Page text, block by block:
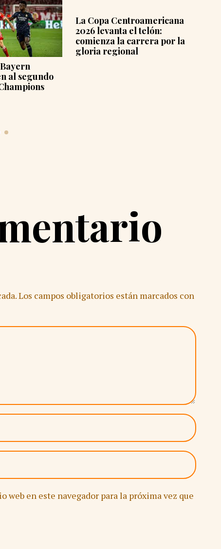
telón:
por la
¿Cómo leer un partido de
fútbol más allá del
marcador?
Los campos obligatorios están marcados con
en este navegador para la próxima vez que